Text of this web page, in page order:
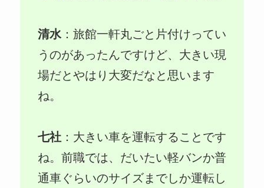
清水：旅館一軒丸ごと片付けってい
うのがあったんですけど、大きい現
場だとやはり大変だなと思います
ね。
七社：大きい車を運転することです
ね。前職では、だいたい軽バンか普
通車ぐらいのサイズまでしか運転し